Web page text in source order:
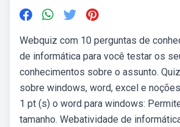
Webquiz com 10 perguntas de
de informática para você testar os
conhecimentos sobre o assunto.
sobre windows, word, excel e
1 pt (s) o word para windows:
tamanho. Webatividade de